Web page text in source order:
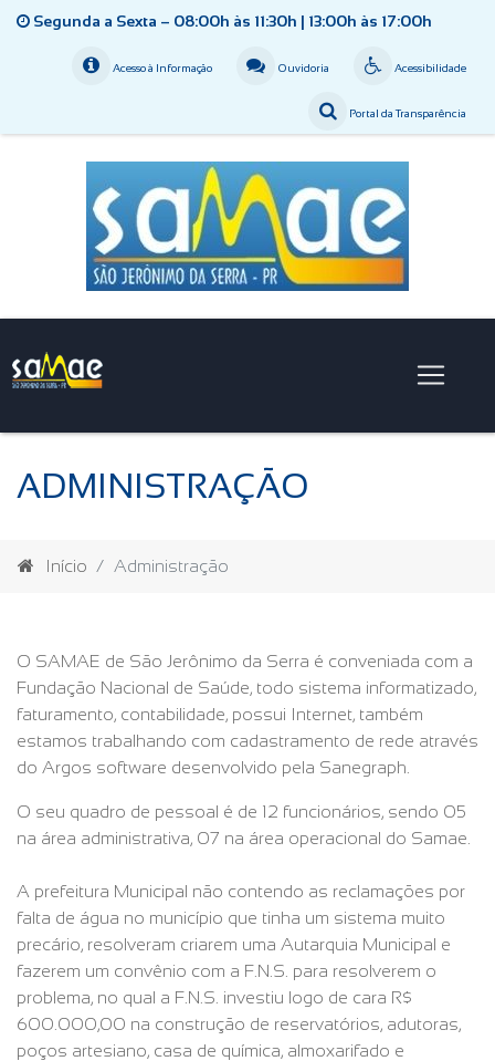
Segunda a Sexta – 08:00h às 11:30h | 13:00h às 17:00h
Acessibilidade
Ouvidoria
Acesso à Informação
Portal da Transparência
ADMINISTRAÇÃO
Início Administração
O SAMAE de São Jerônimo da Serra é conveniada com a
Fundação Nacional de Saúde, todo sistema informatizado,
faturamento, contabilidade, possui Internet, também
estamos trabalhando com cadastramento de rede através
do Argos software desenvolvido pela Sanegraph.
O seu quadro de pessoal é de 12 funcionários, sendo 05
na área administrativa, 07 na área operacional do Samae.
A prefeitura Municipal não contendo as reclamações por
falta de água no município que tinha um sistema muito
precário, resolveram criarem uma Autarquia Municipal e
fazerem um convênio com a F.N.S. para resolverem o
problema, no qual a F.N.S. investiu logo de cara R$
600.000,00 na construção de reservatórios, adutoras,
poços artesiano, casa de química, almoxarifado e